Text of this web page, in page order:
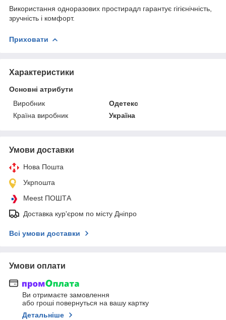
Використання одноразових простирадл гарантує гігієнічність,
зручність і комфорт.
Приховати
Характеристики
Основні атрибути
Виробник
Одетекс
Країна виробник
Україна
Умови доставки
Нова Пошта
Укрпошта
Meest ПОШТА
Доставка кур'єром по місту Дніпро
Всі умови доставки
Умови оплати
Ви отримаєте замовлення
або гроші повернуться на вашу картку
Детальніше